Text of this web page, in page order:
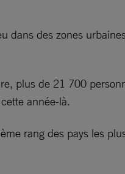
des zones
plus de 21 700
année-là.
rang des pays les